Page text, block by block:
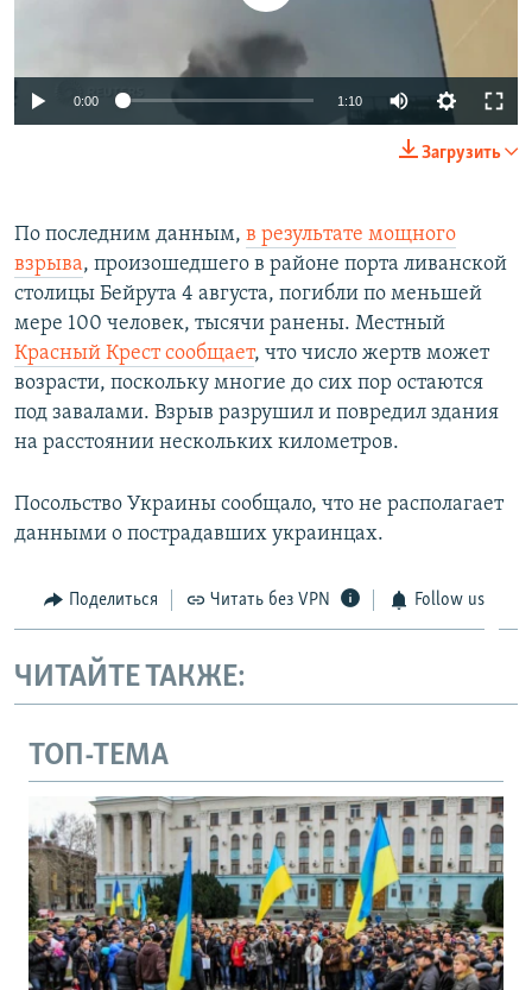
720p 1080p
0:00 1:10
240p
720p
1080p
Загрузить
По последним данным, в результате мощного
взрыва, произошедшего в районе порта ливанской
столицы Бейрута 4 августа, погибли по меньшей
мере 100 человек, тысячи ранены. Местный
Красный Крест сообщает, что число жертв может
возрасти, поскольку многие до сих пор остаются
под завалами. Взрыв разрушил и повредил здания
на расстоянии нескольких километров.
Посольство Украины сообщало, что не располагает
данными о пострадавших украинцах.
Поделиться Читать без VPN Follow us
ЧИТАЙТЕ ТАКЖЕ:
ТОП-ТЕМА